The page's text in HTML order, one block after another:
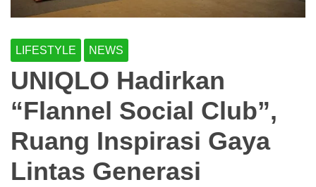
LIFESTYLE NEWS
UNIQLO Hadirkan
“Flannel Social Club”,
Ruang Inspirasi Gaya
Lintas Generasi